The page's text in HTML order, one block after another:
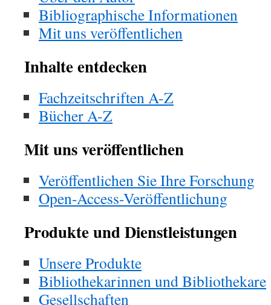
Bibliographische Informationen
Mit uns veröffentlichen
Inhalte entdecken
Fachzeitschriften A-Z
Bücher A-Z
Mit uns veröffentlichen
Veröffentlichen Sie Ihre Forschung
Open-Access-Veröffentlichung
Produkte und Dienstleistungen
Unsere Produkte
Bibliothekarinnen und Bibliothekare
Gesellschaften